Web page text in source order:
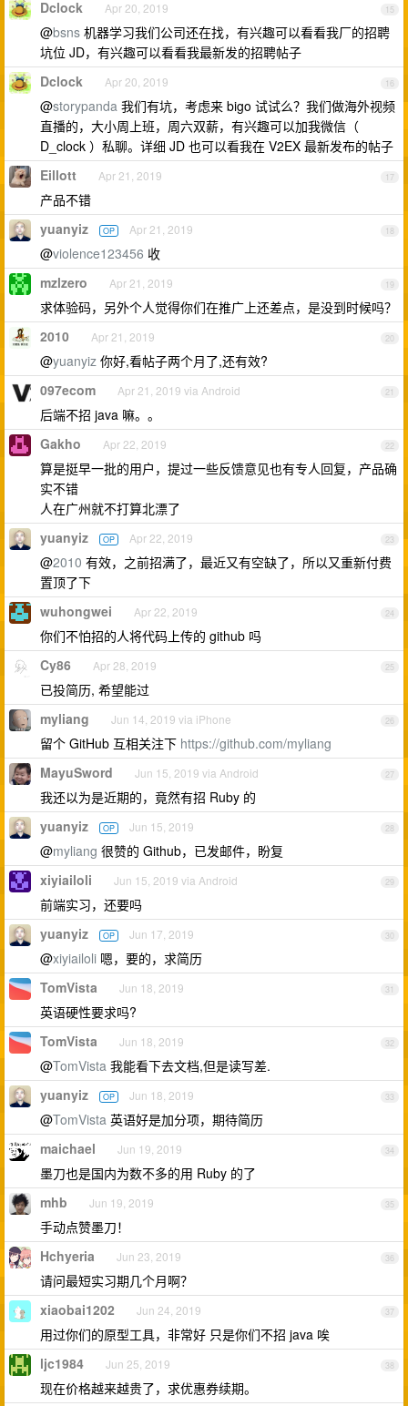
15
Dclock Apr 20, 2019
@bsns 机器学习我们公司还在找，有兴趣可以看看我厂的招聘
坑位 JD，有兴趣可以看看我最新发的招聘帖子
16
Dclock Apr 20, 2019
@storypanda 我们有坑，考虑来 bigo 试试么？我们做海外视频
直播的，大小周上班，周六双薪，有兴趣可以加我微信（
D_clock ）私聊。详细 JD 也可以看我在 V2EX 最新发布的帖子
17
Eillott Apr 21, 2019
产品不错
18
yuanyiz OP Apr 21, 2019
@violence123456 收
19
mzlzero Apr 21, 2019
求体验码，另外个人觉得你们在推广上还差点，是没到时候吗？
20
2010 Apr 21, 2019
@yuanyiz 你好,看帖子两个月了,还有效?
21
097ecom Apr 21, 2019 via Android
后端不招 java 嘛。。
22
Gakho Apr 22, 2019
算是挺早一批的用户，提过一些反馈意见也有专人回复，产品确
实不错
人在广州就不打算北漂了
23
yuanyiz OP Apr 22, 2019
@2010 有效，之前招满了，最近又有空缺了，所以又重新付费
置顶了下
24
wuhongwei Apr 22, 2019
你们不怕招的人将代码上传的 github 吗
25
Cy86 Apr 28, 2019
已投简历, 希望能过
26
myliang Jun 14, 2019 via iPhone
留个 GitHub 互相关注下 https://github.com/myliang
27
MayuSword Jun 15, 2019 via Android
我还以为是近期的，竟然有招 Ruby 的
28
yuanyiz OP Jun 15, 2019
@myliang 很赞的 Github，已发邮件，盼复
29
xiyiailoli Jun 15, 2019 via Android
前端实习，还要吗
30
yuanyiz OP Jun 17, 2019
@xiyiailoli 嗯，要的，求简历
31
TomVista Jun 18, 2019
英语硬性要求吗?
32
TomVista Jun 18, 2019
@TomVista 我能看下去文档,但是读写差.
33
yuanyiz OP Jun 18, 2019
@TomVista 英语好是加分项，期待简历
34
maichael Jun 19, 2019
墨刀也是国内为数不多的用 Ruby 的了
35
mhb Jun 19, 2019
手动点赞墨刀！
36
Hchyeria Jun 23, 2019
请问最短实习期几个月啊？
37
xiaobai1202 Jun 24, 2019
用过你们的原型工具，非常好 只是你们不招 java 唉
38
ljc1984 Jun 25, 2019
现在价格越来越贵了，求优惠券续期。